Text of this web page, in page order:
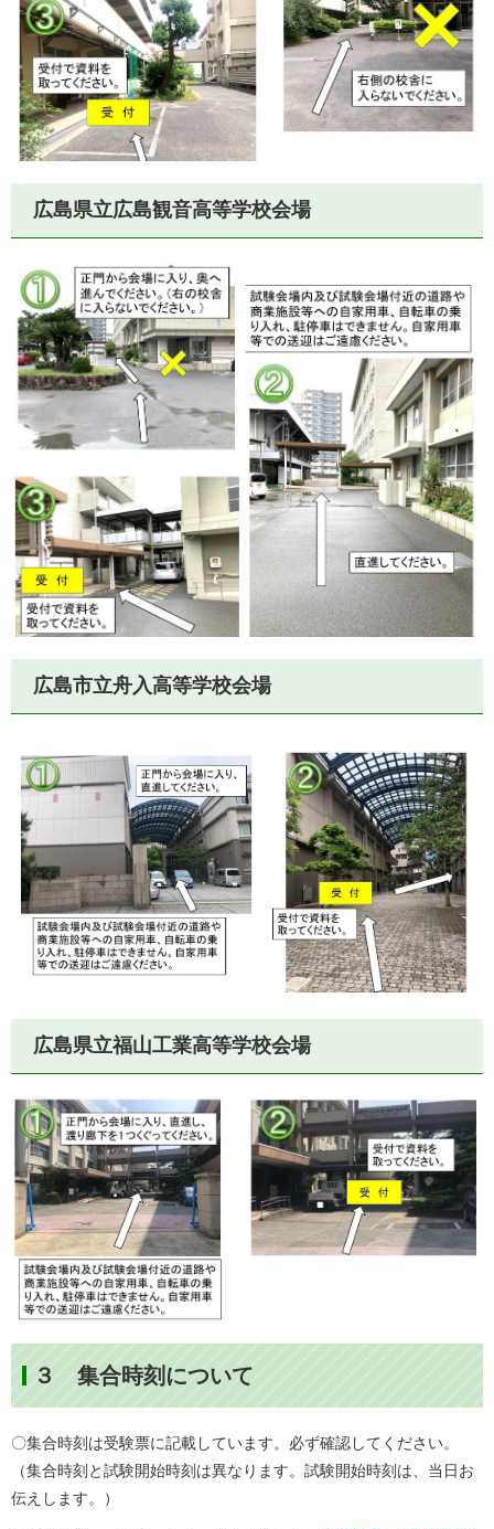
広島県立広島観音高等学校会場
広島市立舟入高等学校会場
広島県立福山工業高等学校会場
３ 集合時刻について
〇集合時刻は受験票に記載しています。必ず確認してください。
（集合時刻と試験開始時刻は異なります。試験開始時刻は、当日お
伝えします。）